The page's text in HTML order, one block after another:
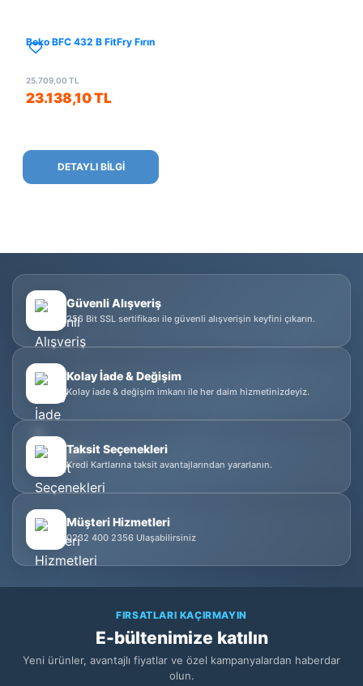
Beko BFC 432 B FitFry Fırın
23.138,10 TL
25.709,00 TL
DETAYLI BİLGİ
Güvenli Alışveriş
256 Bit SSL sertifikası ile güvenli alışverişin keyfini çıkarın.
Kolay İade & Değişim
Kolay iade & değişim imkanı ile her daim hizmetinizdeyiz.
Taksit Seçenekleri
Kredi Kartlarına taksit avantajlarından yararlanın.
Müşteri Hizmetleri
0232 400 2356 Ulaşabilirsiniz
FIRSATLARI KAÇIRMAYIN
E-bültenimize katılın
Yeni ürünler, avantajlı fiyatlar ve özel kampanyalardan haberdar
olun.